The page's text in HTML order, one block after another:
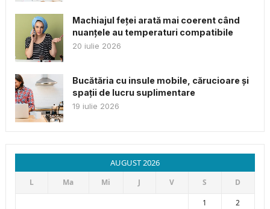
Machiajul feței arată mai coerent când
nuanțele au temperaturi compatibile
20 iulie 2026
Bucătăria cu insule mobile, cărucioare și
spații de lucru suplimentare
19 iulie 2026
AUGUST 2026
L Ma Mi J V S
D
1
2